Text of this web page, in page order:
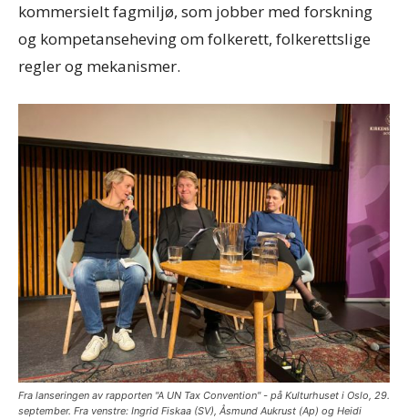
kommersielt fagmiljø, som jobber med forskning
og kompetanseheving om folkerett, folkerettslige
regler og mekanismer.
Fra lanseringen av rapporten "A UN Tax Convention" - på Kulturhuset i Oslo, 29.
september. Fra venstre: Ingrid Fiskaa (SV), Åsmund Aukrust (Ap) og Heidi